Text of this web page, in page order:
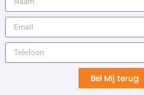
Bel Mij terug